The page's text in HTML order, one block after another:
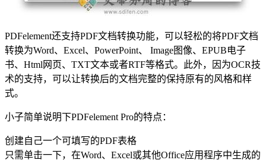
PDFelement还支持PDF文档转换功能，可以轻松的将PDF文档
转换为Word、Excel、PowerPoint、 Image图像、EPUB电子
书、Html网页、TXT文本或者RTF等格式。此外，因为OCR技
术的支持，可以让转换后的文档完整的保持原有的风格和样
式。
小子简单说明下PDFelement Pro的特点：
创建自己一个可填写的PDF表格
只需单击一下，在Word、Excel或其他Office应用程序中生成的